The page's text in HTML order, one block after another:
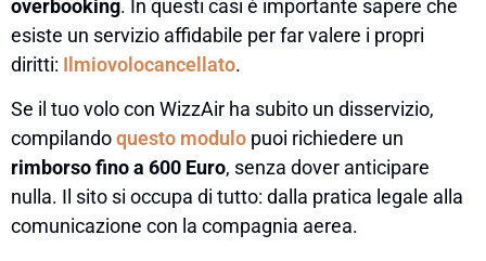
overbooking. In questi casi è importante sapere che
esiste un servizio affidabile per far valere i propri
diritti: Ilmiovolocancellato.
Se il tuo volo con WizzAir ha subito un disservizio,
compilandoquesto modulo puoi richiedere un
rimborso fino a 600 Euro, senza dover anticipare
nulla. Il sito si occupa di tutto: dalla pratica legale alla
comunicazione con la compagnia aerea.